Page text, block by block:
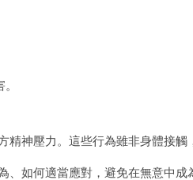
神壓力。這些行為雖非身體接觸
如何適當應對，避免在無意中成